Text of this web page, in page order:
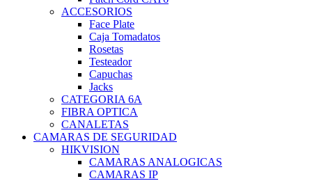
ACCESORIOS
Face Plate
Caja Tomadatos
Rosetas
Testeador
Capuchas
Jacks
CATEGORIA 6A
FIBRA OPTICA
CANALETAS
CAMARAS DE SEGURIDAD
HIKVISION
CAMARAS ANALOGICAS
CAMARAS IP